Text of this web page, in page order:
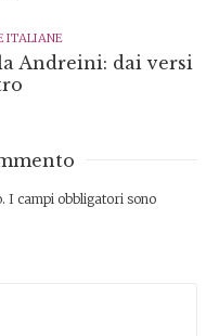
ITALIANE
Andreini: dai versi
I campi obbligatori sono